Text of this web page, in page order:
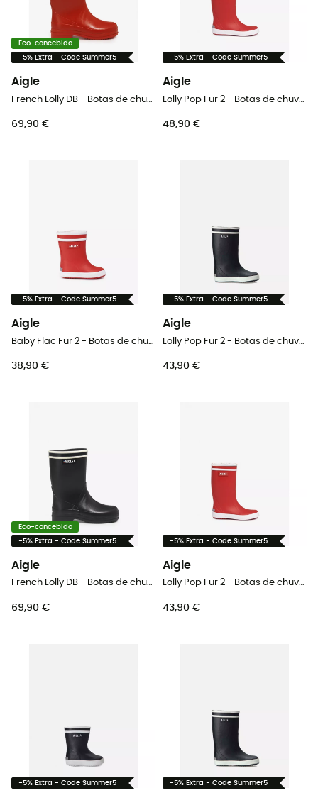
Eco-concebido
-5% Extra - Code Summer5
Aigle
69,90 €
-5% Extra - Code Summer5
Aigle
48,90 €
-5% Extra - Code Summer5
Aigle
38,90 €
-5% Extra - Code Summer5
Aigle
43,90 €
Eco-concebido
-5% Extra - Code Summer5
Aigle
French Lolly DB - Botas de chuva criança
69,90 €
-5% Extra - Code Summer5
Aigle
Lolly Pop Fur 2 - Botas de chuva criança
43,90 €
-5% Extra - Code Summer5 -5% Extra - Code Summer5